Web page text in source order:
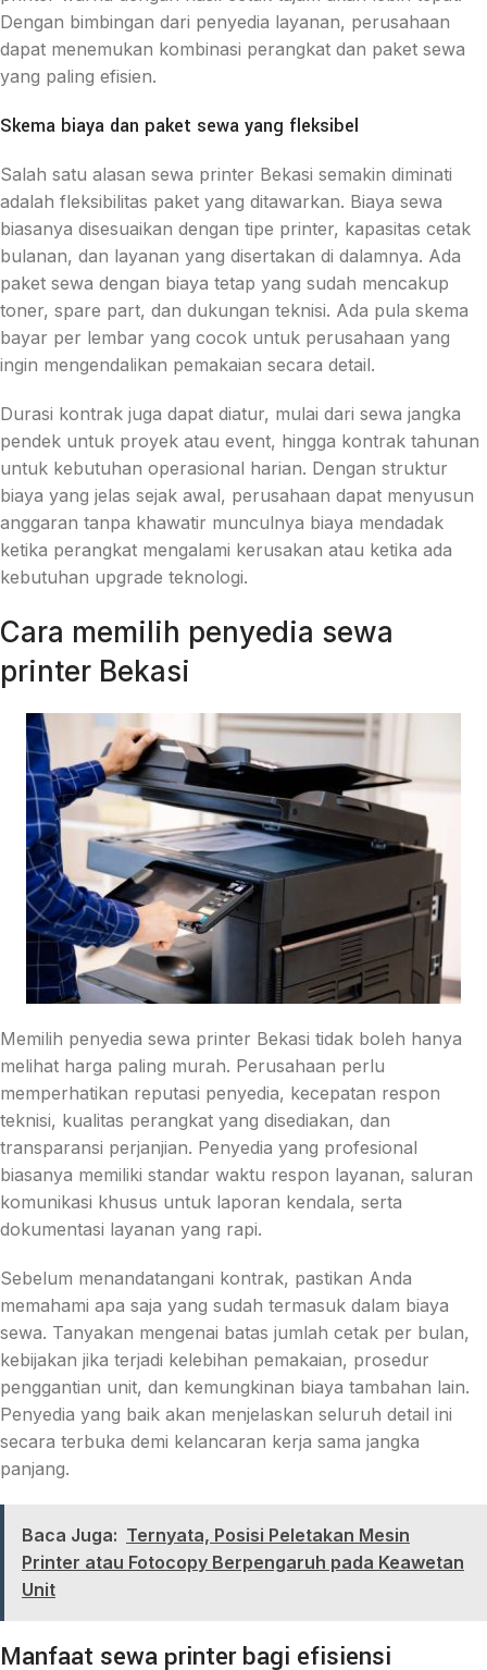
Dengan bimbingan dari penyedia layanan, perusahaan
dapat menemukan kombinasi perangkat dan paket sewa
yang paling efisien.
Skema biaya dan paket sewa yang fleksibel
Salah satu alasan sewa printer Bekasi semakin diminati
adalah fleksibilitas paket yang ditawarkan. Biaya sewa
biasanya disesuaikan dengan tipe printer, kapasitas cetak
bulanan, dan layanan yang disertakan di dalamnya. Ada
paket sewa dengan biaya tetap yang sudah mencakup
toner, spare part, dan dukungan teknisi. Ada pula skema
bayar per lembar yang cocok untuk perusahaan yang
ingin mengendalikan pemakaian secara detail.
Durasi kontrak juga dapat diatur, mulai dari sewa jangka
pendek untuk proyek atau event, hingga kontrak tahunan
untuk kebutuhan operasional harian. Dengan struktur
biaya yang jelas sejak awal, perusahaan dapat menyusun
anggaran tanpa khawatir munculnya biaya mendadak
ketika perangkat mengalami kerusakan atau ketika ada
kebutuhan upgrade teknologi.
Cara memilih penyedia sewa
printer Bekasi
Memilih penyedia sewa printer Bekasi tidak boleh hanya
melihat harga paling murah. Perusahaan perlu
memperhatikan reputasi penyedia, kecepatan respon
teknisi, kualitas perangkat yang disediakan, dan
transparansi perjanjian. Penyedia yang profesional
biasanya memiliki standar waktu respon layanan, saluran
komunikasi khusus untuk laporan kendala, serta
dokumentasi layanan yang rapi.
Sebelum menandatangani kontrak, pastikan Anda
memahami apa saja yang sudah termasuk dalam biaya
sewa. Tanyakan mengenai batas jumlah cetak per bulan,
kebijakan jika terjadi kelebihan pemakaian, prosedur
penggantian unit, dan kemungkinan biaya tambahan lain.
Penyedia yang baik akan menjelaskan seluruh detail ini
secara terbuka demi kelancaran kerja sama jangka
panjang.
Baca Juga: Ternyata, Posisi Peletakan Mesin
Printer atau Fotocopy Berpengaruh pada Keawetan
Unit
Manfaat sewa printer bagi efisiensi